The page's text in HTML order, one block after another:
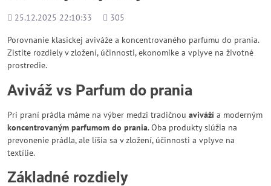
Pridané
25.12.2025 22:10:33
Počet
305
Porovnanie klasickej aviváže a koncentrovaného parfumu do prania.
Zistite rozdiely v zložení, účinnosti, ekonomike a vplyve na životné
prostredie.
Aviváž vs Parfum do prania
Pri praní prádla máme na výber medzi tradičnou aviváží a moderným
koncentrovaným parfumom do prania. Oba produkty slúžia na
prevonenie prádla, ale líšia sa v zložení, účinnosti a vplyve na
textílie.
Základné rozdiely